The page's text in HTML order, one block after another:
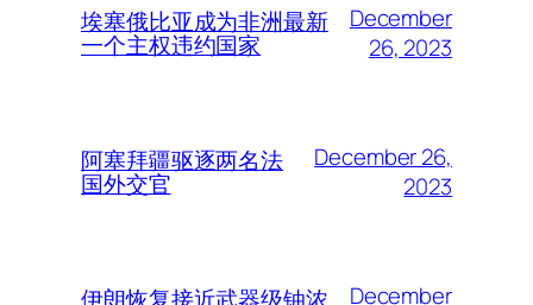
埃塞俄比亚成为非洲最新
一个主权违约国家
December
26, 2023
阿塞拜疆驱逐两名法
国外交官
December 26,
2023
伊朗恢复接近武器级铀浓
December